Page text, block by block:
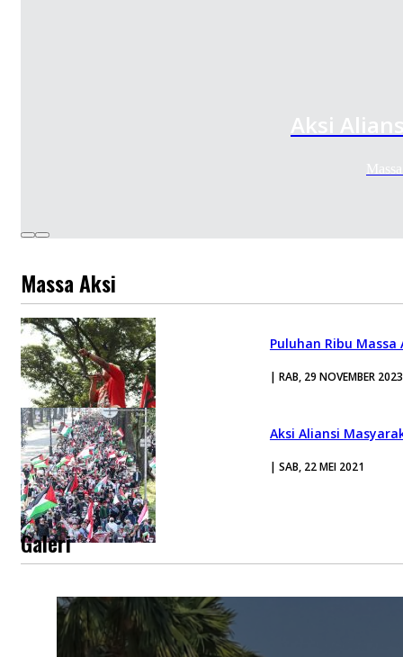
Aksi
Massa Aksi
Puluhan Ribu
| RAB, 29 NOVEMBER 2023
Aksi Aliansi
| SAB, 22 MEI 2021
Galeri